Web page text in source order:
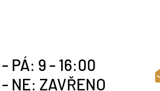
- PÁ: 9 - 16:00
NE: ZAVŘENO